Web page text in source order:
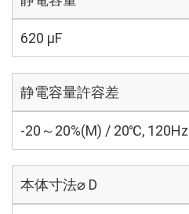
620 µF
静電容量許容差
-20～20%(M) / 20℃, 120Hz
本体寸法⌀ D